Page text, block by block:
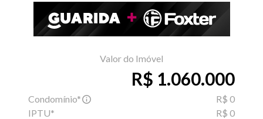
Valor do Imóvel
R$ 1.060.000
Condomínio*
R$ 0
IPTU*
R$ 0